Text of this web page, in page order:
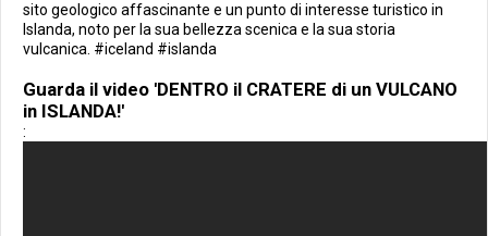
sito geologico affascinante e un punto di interesse turistico in
Islanda, noto per la sua bellezza scenica e la sua storia
vulcanica. #iceland #islanda
Guarda il video 'DENTRO il CRATERE di un VULCANO
in ISLANDA!'
: